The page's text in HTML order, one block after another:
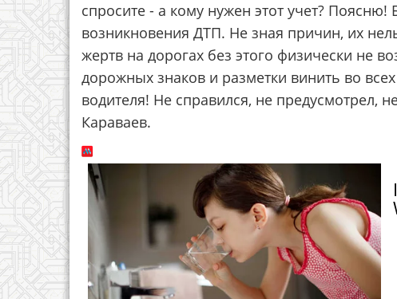
спросите - а кому нужен этот учет?
возникновения ДТП. Не зная причин, их
жертв на дорогах без этого физически не
дорожных знаков и разметки винить во
водителя! Не справился, не предусмотрел,
Караваев.